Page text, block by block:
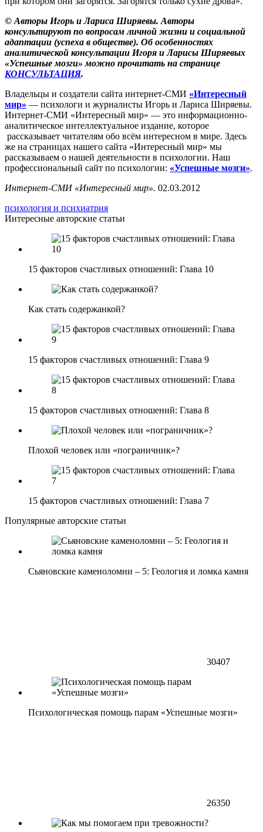
© Авторы Игорь и Лариса Ширяевы. Авторы
консультируют по вопросам личной жизни и социальной
адаптации (успеха в обществе). Об особенностях
аналитической консультации Игоря и Ларисы Ширяевых
«Успешные мозги» можно прочитать на странице
КОНСУЛЬТАЦИЯ.
Владельцы и создатели сайта интернет-СМИ «Интересный
мир» — психологи и журналисты Игорь и Лариса Ширяевы.
Интернет-СМИ «Интересный мир» — это информационно-
аналитическое интеллектуальное издание, которое
рассказывает читателям обо всём интересном в мире. Здесь
же на страницах нашего сайта «Интересный мир» мы
рассказываем о нашей деятельности в психологии. Наш
профессиональный сайт по психологии: «Успешные мозги».
Интернет-СМИ «Интересный мир». 02.03.2012
психология и психиатрия
Интересные авторские статьи
15 факторов счастливых отношений: Глава 10
Как стать содержанкой?
15 факторов счастливых отношений: Глава 9
15 факторов счастливых отношений: Глава 8
Плохой человек или «пограничник»?
15 факторов счастливых отношений: Глава 7
Популярные авторские статьи
Сьяновские каменоломни – 5: Геология и ломка камня
30407
Психологическая помощь парам «Успешные мозги»
26350